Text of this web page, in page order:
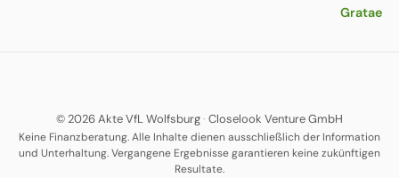
Gratae
© 2026 Akte VfL Wolfsburg· Closelook Venture GmbH
Keine Finanzberatung. Alle Inhalte dienen ausschließlich der Information
und Unterhaltung. Vergangene Ergebnisse garantieren keine zukünftigen
Resultate.